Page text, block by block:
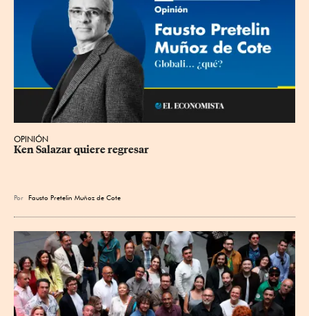
OPINIÓN
Ken Salazar quiere regresar
Por Fausto Pretelin Muñoz de Cote